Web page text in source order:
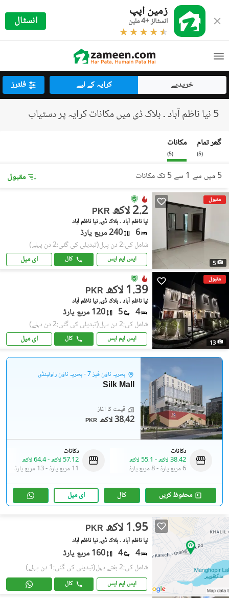
زمین اپپ
انسٹالز +4 ملین انسٹال
خریدیے کرایہ کے لیے فلٹرز
5 نیا ناظم آباد ۔ بلاک ڈی میں مکانات کرایہ پر دستیاب
گھر تمام
(
5
)
مکانات
(
5
)
5 میں سے 1 سے 5 تک مکانات مقبول
مقبول
5
PKR 2.2 لاکھ
نیا ناظم آباد ۔ بلاک ڈی, نیا ناظم آباد
6 240 مربع یارڈ
شامل کی:2 دن پہل (تبدیلی کی گئی:2 دن پہلے)
ایس ایم ایس کال ای میل
مقبول
13
PKR 1.39 لاکھ
نیا ناظم آباد ۔ بلاک ڈی, نیا ناظم آباد
4
5 120 مربع یارڈ
شامل کی:2 دن پہل (تبدیلی کی گئی:2 دن پہلے)
ایس ایم ایس کال ای میل
بحریہ ٹاؤن فیز 7 - بحریہ ٹاؤن راولپنڈی
Silk Mall
قیمت کا آغاز
PKR 38.42 لاکھ
دکانات
38.42 لاکھ
- 55.1 لاکھ
6 مربع یارڈ
-8 مربع یارڈ
دکانات
57.12 لاکھ
-64.4 لاکھ
11 مربع یارڈ
-13 مربع یارڈ
محفوظ کریں کال ای میل
PKR 1.95 لاکھ
نیا ناظم آباد ۔ بلاک ڈی, نیا ناظم آباد
4
4 160 مربع یارڈ
شامل کی:2 ہفتے پہل (تبدیلی کی گئی:1 دن پہلے)
ایس ایم ایس کال